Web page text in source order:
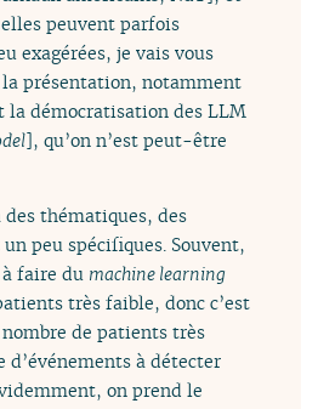
peuvent parfois
exagérées, je vais vous
présentation, notamment
la démocratisation des LLM
], qu’on n’est peut-être
thématiques, des
peu spécifiques. Souvent,
faire du machine learning
très faible, donc c’est
de patients très
à détecter
on prend le